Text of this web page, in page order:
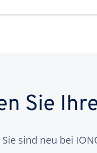
Sie
Sie sind neu bei